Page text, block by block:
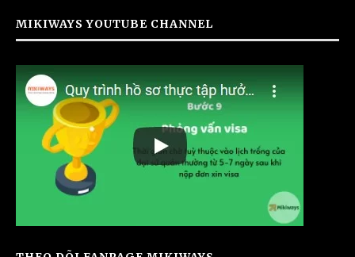
MIKIWAYS YOUTUBE CHANNEL